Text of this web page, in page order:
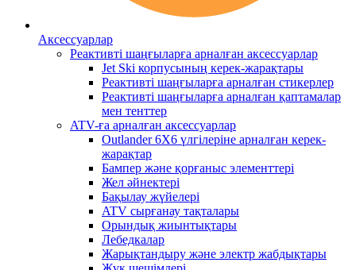
Аксессуарлар
Реактивті шаңғыларға арналған аксессуарлар
Jet Ski корпусының керек-жарақтары
Реактивті шаңғыларға арналған стикерлер
Реактивті шаңғыларға арналған қаптамалар
мен тенттер
ATV-ға арналған аксессуарлар
Outlander 6X6 үлгілеріне арналған керек-
жарақтар
Бампер және қорғаныс элементтері
Жел әйнектері
Бақылау жүйелері
ATV сырғанау тақталары
Орындық жиынтықтары
Лебедкалар
Жарықтандыру және электр жабдықтары